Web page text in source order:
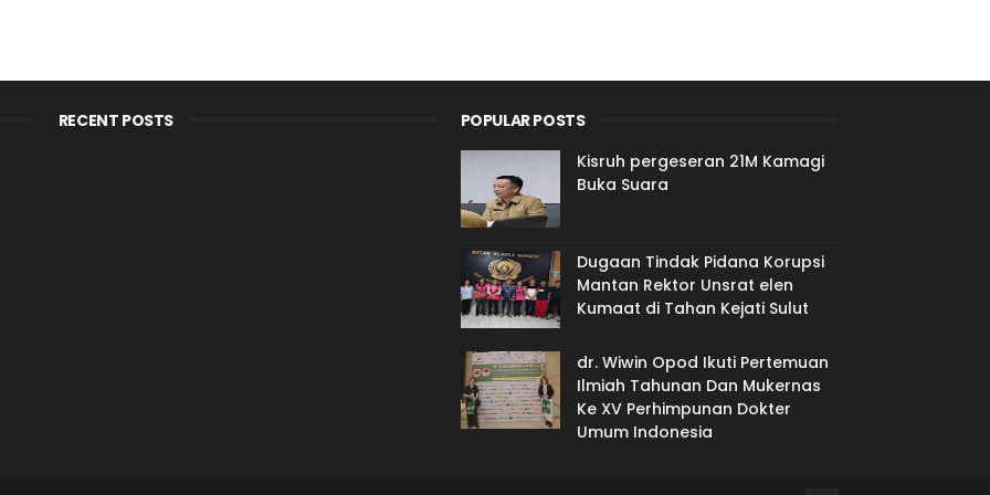
RECENT POSTS
POPULAR POSTS
Kisruh pergeseran 21M Kamagi
Buka Suara
Dugaan Tindak Pidana Korupsi
Mantan Rektor Unsrat elen
Kumaat di Tahan Kejati Sulut
dr. Wiwin Opod Ikuti Pertemuan
Ilmiah Tahunan Dan Mukernas
Ke XV Perhimpunan Dokter
Umum Indonesia